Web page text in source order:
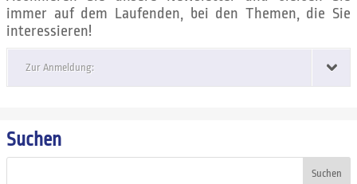
immer auf dem Laufenden, bei den Themen, die Sie
interessieren!
Zur Anmeldung:
Suchen
Suchen